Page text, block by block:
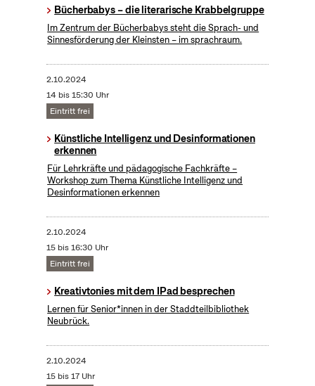
Bücherbabys – die literarische Krabbelgruppe
Im Zentrum der Bücherbabys steht die Sprach- und
Sinnesförderung der Kleinsten – im sprachraum.
2.10.2024
14 bis 15:30 Uhr
Eintritt frei
Künstliche Intelligenz und Desinformationen
erkennen
Für Lehrkräfte und pädagogische Fachkräfte –
Workshop zum Thema Künstliche Intelligenz und
Desinformationen erkennen
2.10.2024
15 bis 16:30 Uhr
Eintritt frei
Kreativtonies mit dem IPad besprechen
Lernen für Senior*innen in der Staddteilbibliothek
Neubrück.
2.10.2024
15 bis 17 Uhr